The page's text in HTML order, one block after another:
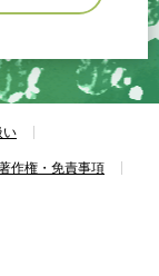
い
作権・免責事項